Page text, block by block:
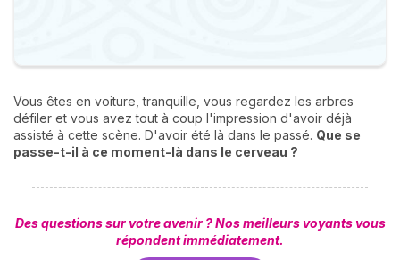
Vous êtes en voiture, tranquille, vous regardez les arbres
défiler et vous avez tout à coup l'impression d'avoir déjà
assisté à cette scène. D'avoir été là dans le passé. Que se
passe-t-il à ce moment-là dans le cerveau ?
Des questions sur votre avenir ? Nos meilleurs voyants vous
répondent immédiatement.